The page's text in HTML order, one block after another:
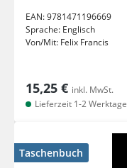
EAN:9781471196669
Sprache: Englisch
Von/Mit: Felix Francis
15,25 € inkl. MwSt.
Lieferzeit 1-2 Werktage
Taschenbuch